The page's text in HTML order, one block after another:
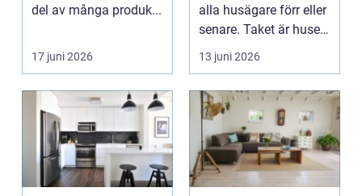
del av många produk...
17 juni 2026
alla husägare förr eller
senare. Taket är husets
viktiga...
13 juni 2026